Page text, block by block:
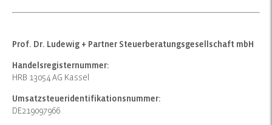
Prof. Dr. Ludewig + Partner Steuerberatungsgesellschaft mbH
Handelsregisternummer:
HRB 13054 AG Kassel
Umsatzsteueridentifikationsnummer:
DE219097966